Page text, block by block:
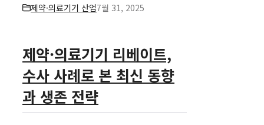
제약·의료기기 산업7월 31, 2025
제약·의료기기 리베이트,
수사 사례로 본 최신 동향
과 생존 전략